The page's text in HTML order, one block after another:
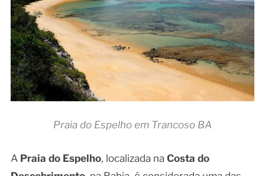
Praia do Espelho em Trancoso BA
A Praia do Espelho, localizada na Costa do